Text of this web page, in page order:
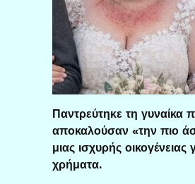
Παντρεύτηκε τη γυναίκα
αποκαλούσαν «την πιο
μιας ισχυρής οικογένειας
χρήματα.